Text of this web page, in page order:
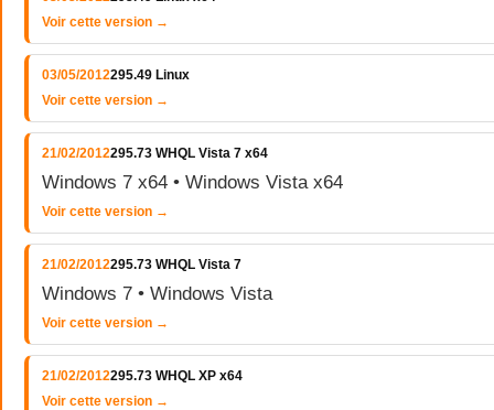
Voir cette version →
03/05/2012295.49 Linux
Voir cette version →
21/02/2012295.73 WHQL Vista 7 x64
Windows 7 x64 • Windows Vista x64
Voir cette version →
21/02/2012295.73 WHQL Vista 7
Windows 7 • Windows Vista
Voir cette version →
21/02/2012295.73 WHQL XP x64
Voir cette version →